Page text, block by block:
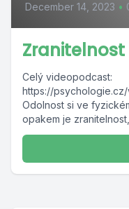
December 14, 2023 •
Zranitelnost
Celý videopodcast:
https://
Odolnost si ve
opakem je
slabinu, nedostatek.